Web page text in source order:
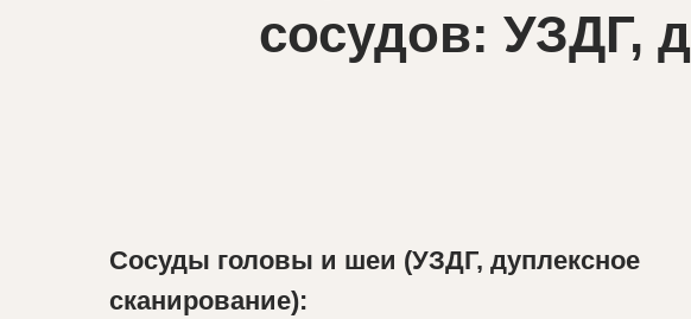
сосудов: УЗДГ,
Сосуды головы и шеи (УЗДГ, дуплексное
сканирование):